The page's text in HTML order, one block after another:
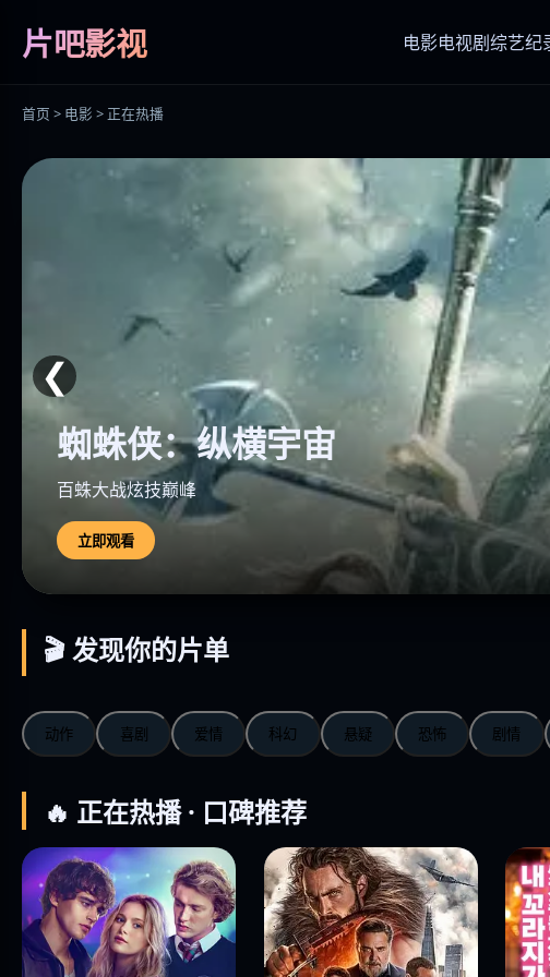
片吧影视 电影电视剧综艺纪
首页 > 电影 > 正在热播
蜘蛛侠：纵横宇宙
百蛛大战炫技巅峰
立即观看
❮
🎬 发现你的片单
动作 喜剧 爱情 科幻 悬疑 恐怖 剧情
🔥 正在热播 · 口碑推荐